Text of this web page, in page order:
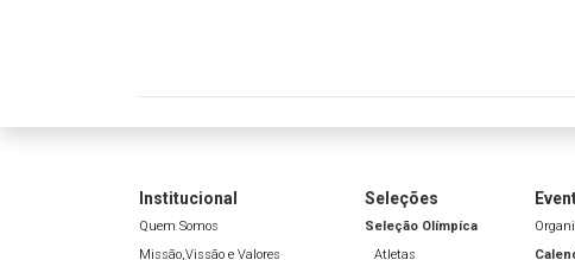
Institucional
Quem Somos
Missão,Vissão e Valores
Seleções
Seleção Olímpíca
Atletas